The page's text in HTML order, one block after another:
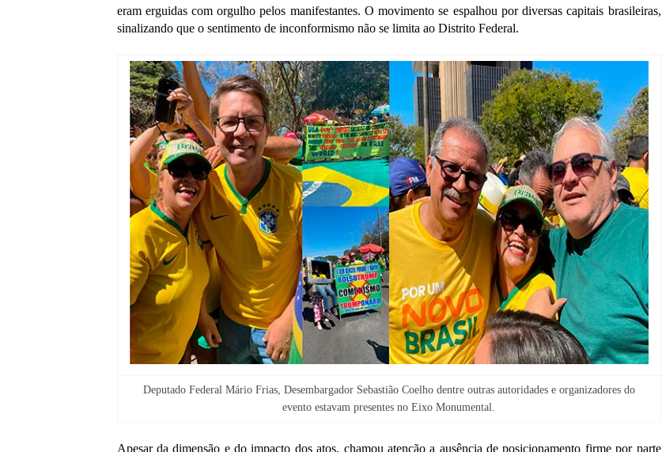
eram erguidas com orgulho pelos manifestantes. O movimento se espalhou por diversas capitais brasileiras,
sinalizando que o sentimento de inconformismo não se limita ao Distrito Federal.
Deputado Federal Mário Frias, Desembargador Sebastião Coelho dentre outras autoridades e organizadores do
evento estavam presentes no Eixo Monumental.
Apesar da dimensão e do impacto dos atos, chamou atenção a ausência de posicionamento firme por parte